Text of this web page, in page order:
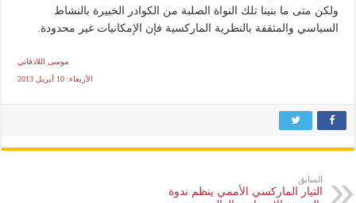
ولكن متى ما بنينا تلك النواة الصلبة من الكوادر الخبيرة بالنشاط
السياسي والمثقفة بالنظرية الماركسية فإن الإمكانيات غير محدودة.
موسى اللاذقاني
الأربعاء: 10 أبريل 2013
السابق
التيار الماركسي الأممي ينظم ندوة